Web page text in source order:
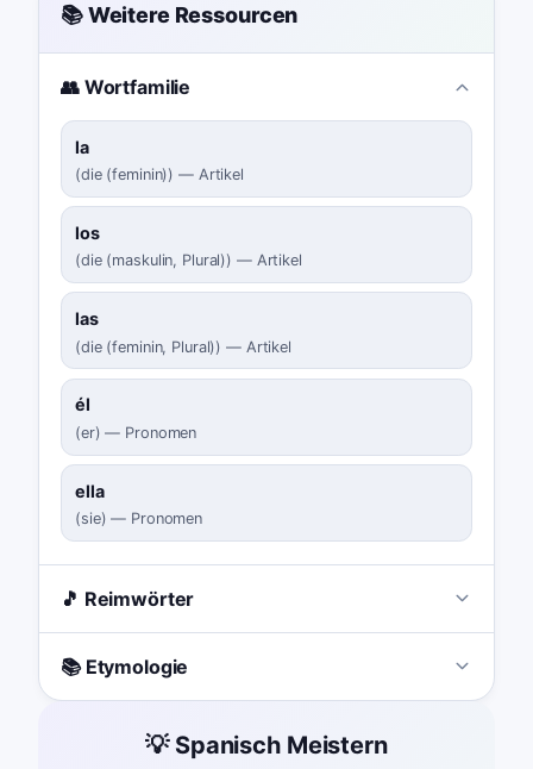
📚 Weitere Ressourcen
👥 Wortfamilie
la
(die (feminin)) — Artikel
los
(die (maskulin, Plural)) — Artikel
las
(die (feminin, Plural)) — Artikel
él
(er) — Pronomen
ella
(sie) — Pronomen
🎵 Reimwörter
📚 Etymologie
💡 Spanisch Meistern